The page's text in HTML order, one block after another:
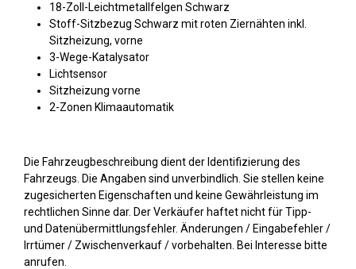
18-Zoll-Leichtmetallfelgen Schwarz
Stoff-Sitzbezug Schwarz mit roten Ziernähten inkl.
Sitzheizung, vorne
3-Wege-Katalysator
Lichtsensor
Sitzheizung vorne
2-Zonen Klimaautomatik
Die Fahrzeugbeschreibung dient der Identifizierung des
Fahrzeugs. Die Angaben sind unverbindlich. Sie stellen keine
zugesicherten Eigenschaften und keine Gewährleistung im
rechtlichen Sinne dar. Der Verkäufer haftet nicht für Tipp-
und Datenübermittlungsfehler. Änderungen / Eingabefehler /
Irrtümer / Zwischenverkauf / vorbehalten. Bei Interesse bitte
anrufen.